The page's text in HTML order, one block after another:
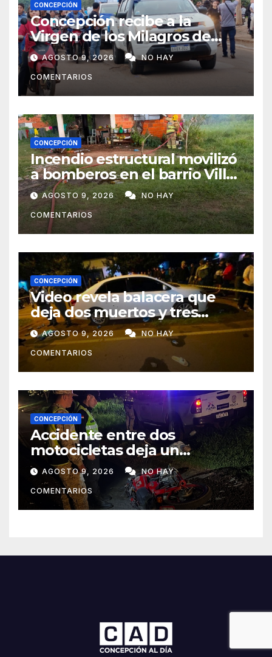
CONCEPCIÓN
Concepción recibe a la
Virgen de los Milagros de
Caacupé
AGOSTO 9, 2026 NO HAY
COMENTARIOS
CONCEPCIÓN
Incendio estructural movilizó
a bomberos en el barrio Villa
Alta
AGOSTO 9, 2026 NO HAY
COMENTARIOS
CONCEPCIÓN
Video revela balacera que
deja dos muertos y tres
heridos en Tava’ i, Caazapá
AGOSTO 9, 2026 NO HAY
COMENTARIOS
CONCEPCIÓN
Accidente entre dos
motocicletas deja un
fallecido y dos heridos en Yby
Yaú
AGOSTO 9, 2026 NO HAY
COMENTARIOS